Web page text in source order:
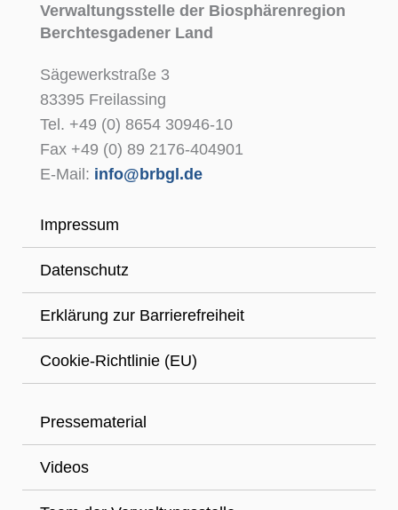
Verwaltungsstelle der Biosphärenregion
Berchtesgadener Land
Sägewerkstraße 3
83395 Freilassing
Tel. +49 (0) 8654 30946-10
Fax +49 (0) 89 2176-404901
E-Mail: info@brbgl.de
Impressum
Datenschutz
Erklärung zur Barrierefreiheit
Cookie-Richtlinie (EU)
Pressematerial
Videos